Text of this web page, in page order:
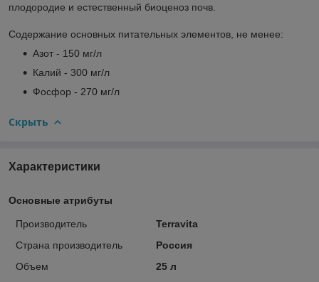
плодородие и естественный биоценоз почв.
Содержание основных питательных элементов, не менее:
Азот - 150 мг/л
Калий - 300 мг/л
Фосфор - 270 мг/л
Скрыть
Характеристики
Основные атрибуты
Производитель
Terravita
Страна производитель
Россия
Объем
25 л